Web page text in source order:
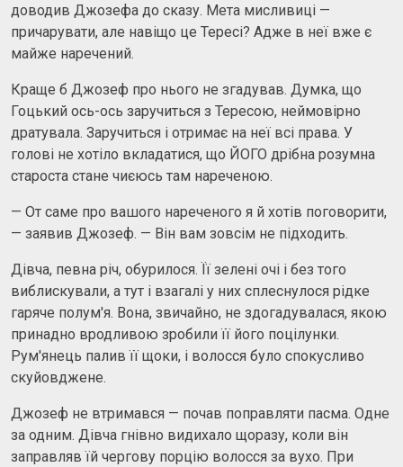
доводив Джозефа до сказу. Мета мисливиці —
причарувати, але навіщо це Тересі? Адже в неї вже є
майже наречений.
Краще б Джозеф про нього не згадував. Думка, що
Гоцький ось-ось заручиться з Тересою, неймовірно
дратувала. Заручиться і отримає на неї всі права. У
голові не хотіло вкладатися, що ЙОГО дрібна розумна
староста стане чиєюсь там нареченою.
— От саме про вашого нареченого я й хотів поговорити,
— заявив Джозеф. — Він вам зовсім не підходить.
Дівча, певна річ, обурилося. Її зелені очі і без того
виблискували, а тут і взагалі у них сплеснулося рідке
гаряче полум'я. Вона, звичайно, не здогадувалася, якою
принадно вродливою зробили її його поцілунки.
Рум'янець палив її щоки, і волосся було спокусливо
скуйовджене.
Джозеф не втримався — почав поправляти пасма. Одне
за одним. Дівча гнівно видихало щоразу, коли він
заправляв їй чергову порцію волосся за вухо. При